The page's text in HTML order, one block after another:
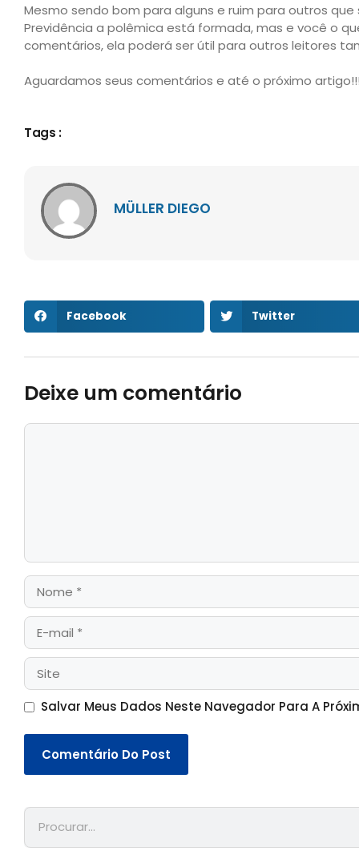
Mesmo sendo bom para alguns e ruim para outros
Previdência a polêmica está formada, mas e você o
comentários, ela poderá ser útil para outros leitores
Aguardamos seus comentários e até o próximo
Tags :
MÜLLER DIEGO
Facebook Twitter
Deixe um comentário
Salvar Meus Dados Neste Navegador Para A